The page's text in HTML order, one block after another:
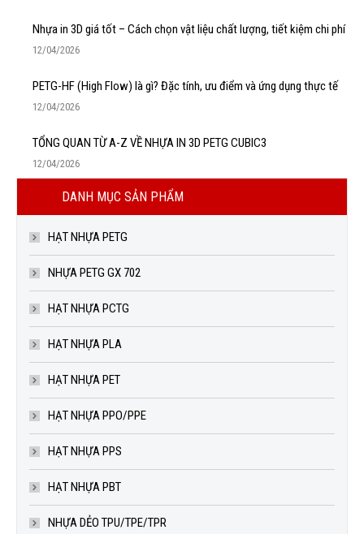
Nhựa in 3D giá tốt – Cách chọn vật liệu chất lượng, tiết kiệm chi phí
12/04/2026
PETG-HF (High Flow) là gì? Đặc tính, ưu điểm và ứng dụng thực tế
12/04/2026
TỔNG QUAN TỪ A-Z VỀ NHỰA IN 3D PETG CUBIC3
12/04/2026
DANH MỤC SẢN PHẨM
HẠT NHỰA PETG
NHỰA PETG GX 702
HẠT NHỰA PCTG
HẠT NHỰA PLA
HẠT NHỰA PET
HẠT NHỰA PPO/PPE
HẠT NHỰA PPS
HẠT NHỰA PBT
NHỰA DẺO TPU/TPE/TPR